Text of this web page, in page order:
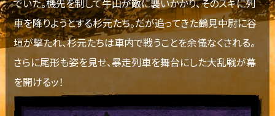
でいた。機先を制して牛山が敵に襲いかかり、そのスキに列
車を降りようとする杉元たち。だが追ってきた鶴見中尉に谷
垣が撃たれ、杉元たちは車内で戦うことを余儀なくされる。
さらに尾形も姿を見せ、暴走列車を舞台にした大乱戦が幕
を開けるッ！